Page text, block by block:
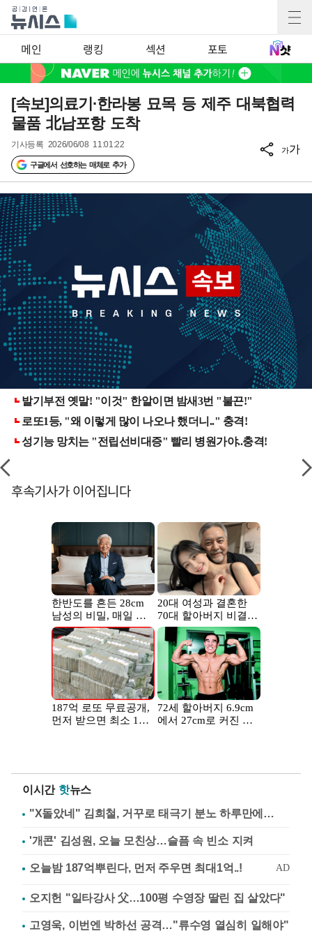
메인 랭킹 섹션 포토
[속보]의료기·한라봉 묘목 등 제주 대북협력
물품 北남포항 도착
기사등록 2026/06/08 11:01:22
구글에서 선호하는 매체로 추가
가가
후속기사가 이어집니다
이시간 핫뉴스
"X돌았네" 김희철, 거꾸로 태극기 분노 하루만에…
'개콘' 김성원, 오늘 모친상…슬픔 속 빈소 지켜
오지헌 "일타강사 父…100평 수영장 딸린 집 살았다"
고영욱, 이번엔 박하선 공격…"류수영 열심히 일해야"